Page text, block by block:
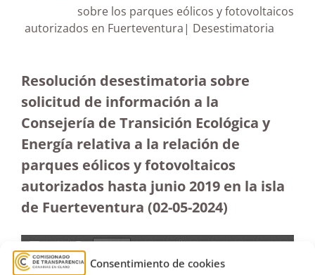
Consentimiento de cookies
sobre los parques eólicos y fotovoltaicos
autorizados en Fuerteventura| Desestimatoria
Resolución desestimatoria sobre
solicitud de información a la
Consejería de Transición Ecológica y
Energía relativa a la relación de
parques eólicos y fotovoltaicos
autorizados hasta junio 2019 en la isla
de Fuerteventura (02-05-2024)